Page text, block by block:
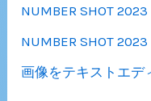
NUMBER SHOT
NUMBER SHOT
画像をテキストエデ